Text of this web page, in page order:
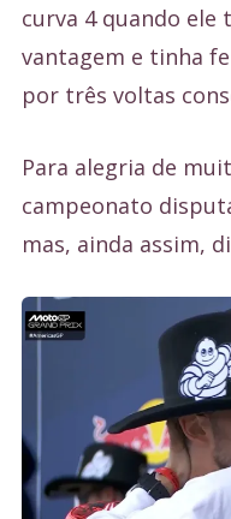
curva 4 quando ele
vantagem e tinha
por três voltas
Para alegria de
campeonato
mas, ainda assim,